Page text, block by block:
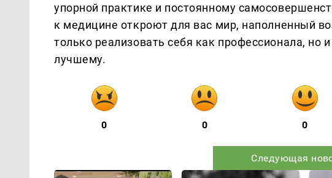
упорной практике и постоянному
к медицине откроют для вас мир, наполненный
только реализовать себя как профессионала, но
лучшему.
0 0 0
Следующая